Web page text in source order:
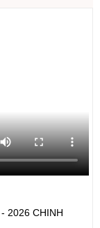
2026 CHINH